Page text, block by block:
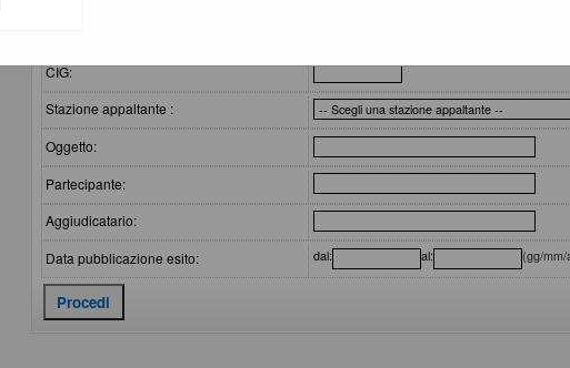
CIG:
Stazione appaltante :
Oggetto:
Partecipante:
Aggiudicatario:
Data pubblicazione esito:
dal: al: (gg/mm/